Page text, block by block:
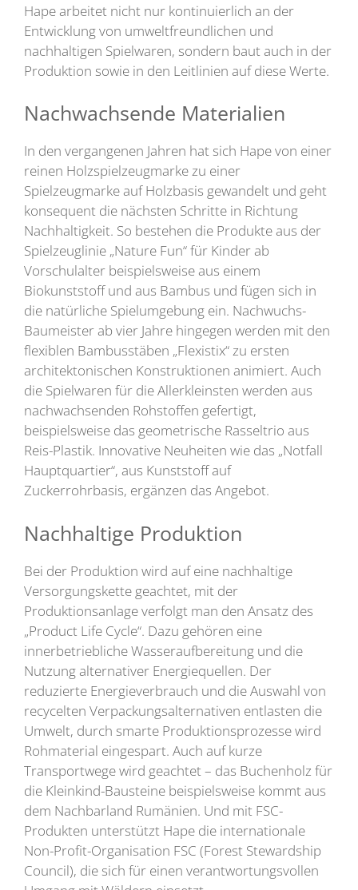
Hape arbeitet nicht nur kontinuierlich an der
Entwicklung von umweltfreundlichen und
nachhaltigen Spielwaren, sondern baut auch in der
Produktion sowie in den Leitlinien auf diese Werte.
Nachwachsende Materialien
In den vergangenen Jahren hat sich Hape von einer
reinen Holzspielzeugmarke zu einer
Spielzeugmarke auf Holzbasis gewandelt und geht
konsequent die nächsten Schritte in Richtung
Nachhaltigkeit. So bestehen die Produkte aus der
Spielzeuglinie „Nature Fun“ für Kinder ab
Vorschulalter beispielsweise aus einem
Biokunststoff und aus Bambus und fügen sich in
die natürliche Spielumgebung ein. Nachwuchs-
Baumeister ab vier Jahre hingegen werden mit den
flexiblen Bambusstäben „Flexistix“ zu ersten
architektonischen Konstruktionen animiert. Auch
die Spielwaren für die Allerkleinsten werden aus
nachwachsenden Rohstoffen gefertigt,
beispielsweise das geometrische Rasseltrio aus
Reis-Plastik. Innovative Neuheiten wie das „Notfall
Hauptquartier“, aus Kunststoff auf
Zuckerrohrbasis, ergänzen das Angebot.
Nachhaltige Produktion
Bei der Produktion wird auf eine nachhaltige
Versorgungskette geachtet, mit der
Produktionsanlage verfolgt man den Ansatz des
„Product Life Cycle“. Dazu gehören eine
innerbetriebliche Wasseraufbereitung und die
Nutzung alternativer Energiequellen. Der
reduzierte Energieverbrauch und die Auswahl von
recycelten Verpackungsalternativen entlasten die
Umwelt, durch smarte Produktionsprozesse wird
Rohmaterial eingespart. Auch auf kurze
Transportwege wird geachtet – das Buchenholz für
die Kleinkind-Bausteine beispielsweise kommt aus
dem Nachbarland Rumänien. Und mit FSC-
Produkten unterstützt Hape die internationale
Non-Profit-Organisation FSC (Forest Stewardship
Council), die sich für einen verantwortungsvollen